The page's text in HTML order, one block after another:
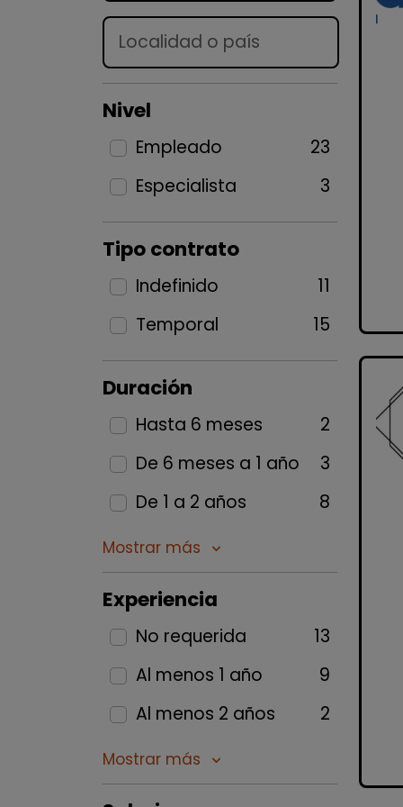
Lugar
Nivel
Empleado
23
Especialista
3
Tipo contrato
Indefinido
11
Temporal
15
Duración
Hasta 6 meses
2
De 6 meses a 1 año
3
De 1 a 2 años
8
Mostrar más keyboard_arrow_down
Experiencia
No requerida
13
Al menos 1 año
9
Al menos 2 años
2
Mostrar más keyboard_arrow_down